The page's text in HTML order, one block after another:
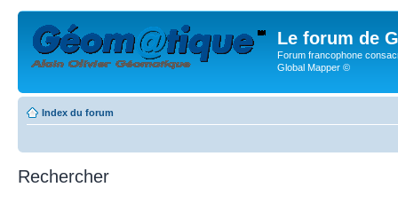
Le forum de
Forum francophone
Global Mapper ©
Index du forum
Rechercher